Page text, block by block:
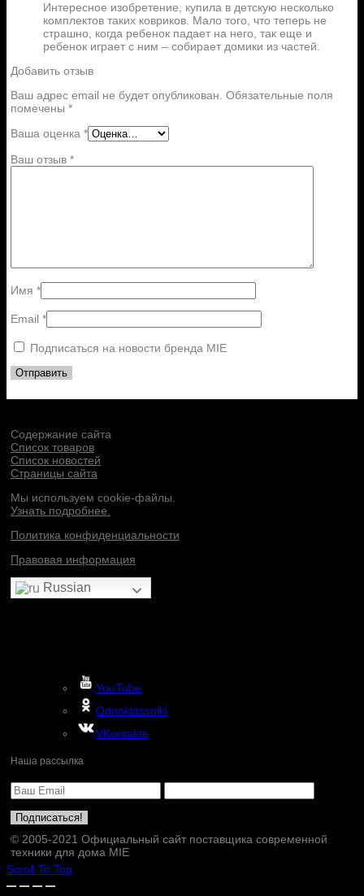
Интересное изобретение, купила в детскую несколько
комплектов таких ковриков. Мало того, что теперь не
страшно, когда ребенок падает на него, так еще и
ребенок играет с ним – собирает домики из частей.
Добавить отзыв
Ваш адрес email не будет опубликован. Обязательные поля
помечены *
Ваша оценка *
Ваш отзыв *
Имя *
Email *
Подписаться на новости бренда MIE
Содержание сайта
Список товаров
Список новостей
Страницы сайта
Мы используем cookie-файлы.
Узнать подробнее.
Политика конфиденциальности
Правовая информация
Russian
YouTube
Odnoklassniki
VKontakte
Наша рассылка
© 2005-2021 Официальный сайт поставщика современной
техники для дома MIE
Scroll To Top